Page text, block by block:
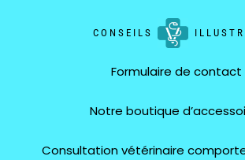
CONSEILS
Formulaire de contact
Notre boutique
Consultation vétérinaire